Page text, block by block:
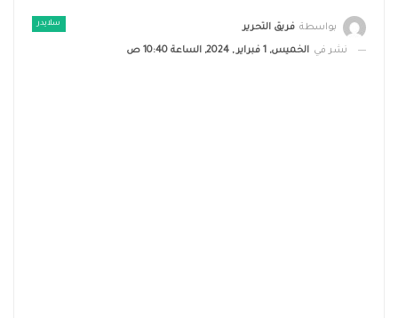
سلايدر بواسطة فريق التحرير
نشر في الخميس, 1 فبراير , 2024, الساعة 10:40 ص